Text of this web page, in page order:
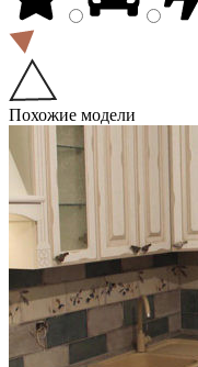
Похожие модели